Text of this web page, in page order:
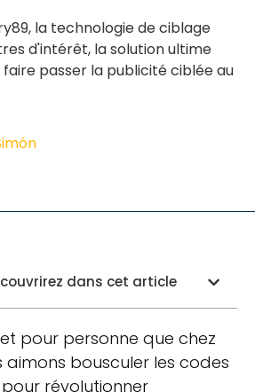
la technologie de ciblage
d'intérêt, la solution ultime
passer la publicité ciblée au
dans cet article
pour personne que chez
aimons bousculer les codes
révolutionner